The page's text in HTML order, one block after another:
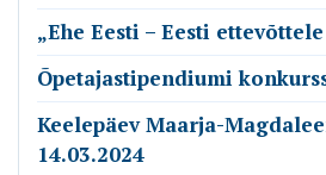
„Ehe Eesti – Eesti
Õpetajastipendiumi
Keelepäev Maarja-
14.03.2024